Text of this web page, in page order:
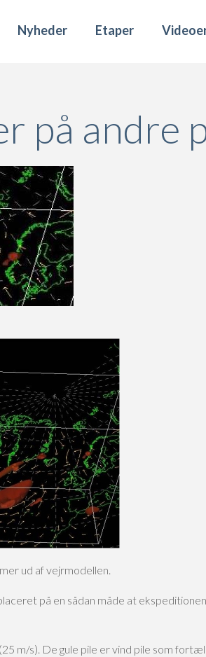
Nyheder Etaper
på andre
ud af vejrmodellen.
på en sådan måde at
m/s). De gule pile er vind pile som